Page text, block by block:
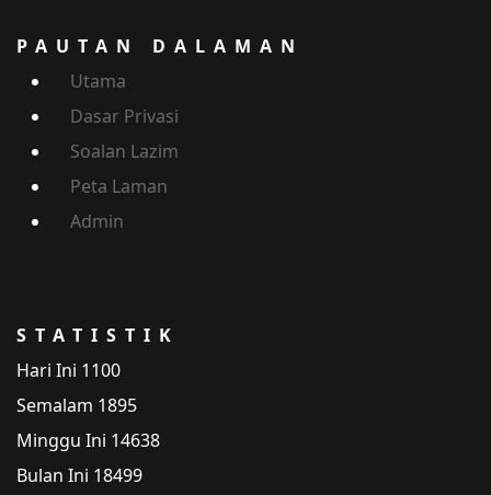
PAUTAN DALAMAN
Utama
Dasar Privasi
Soalan Lazim
Peta Laman
Admin
STATISTIK
Hari Ini 1100
Semalam 1895
Minggu Ini 14638
Bulan Ini 18499